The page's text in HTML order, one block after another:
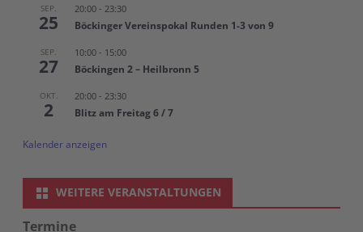
SEP.
25
20:00 - 23:30
Böckinger Vereinspokal Runden 1-3 von 9
SEP.
27
10:00 - 15:00
Böckingen 2 – Heilbronn 5
OKT.
2
20:00 - 23:30
Blitz am Freitag 6 / 7
Kalender anzeigen
WEITERE VERANSTALTUNGEN
Termine